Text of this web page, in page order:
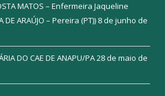
MATOS – Enfermeira Jaqueline
DE ARAÚJO – Pereira (PT)) 8 de junho de
DO CAE DE ANAPU/PA28 de maio de